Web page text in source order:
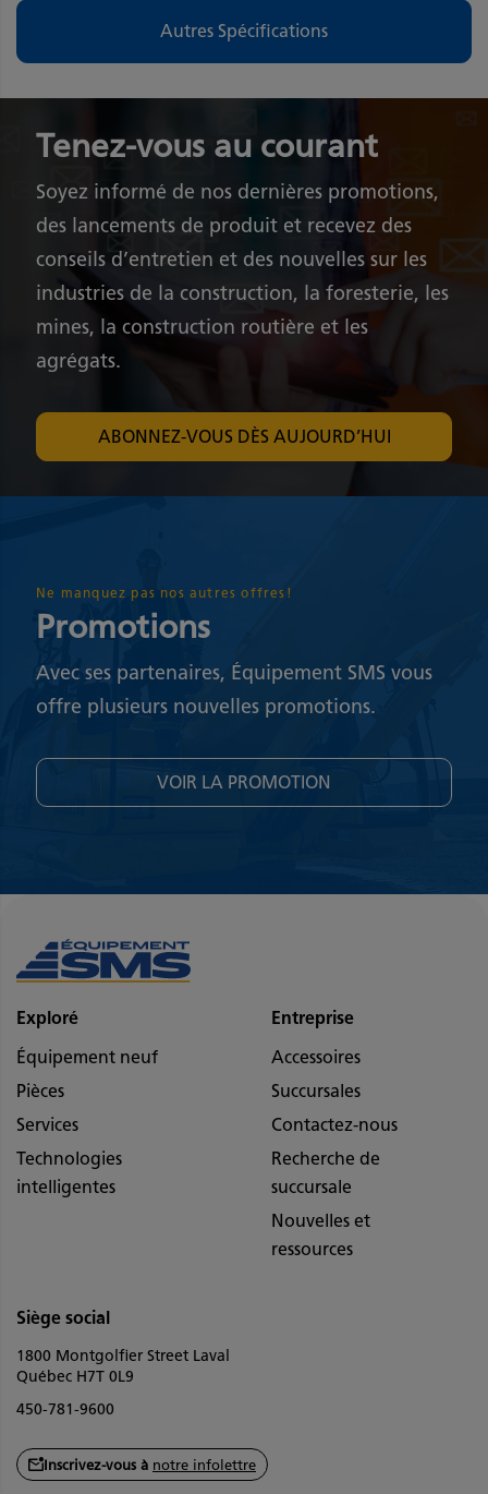
Autres Spécifications
Ne manquez pas nos autres offres!
Promotions
Avec ses partenaires, Équipement SMS vous
offre plusieurs nouvelles promotions.
VOIR LA PROMOTION
Tenez-vous au courant
Soyez informé de nos dernières promotions,
des lancements de produit et recevez des
conseils d’entretien et des nouvelles sur les
industries de la construction, la foresterie, les
mines, la construction routière et les
agrégats.
ABONNEZ-VOUS DÈS AUJOURD’HUI
Exploré
Équipement neuf
Pièces
Services
Technologies
intelligentes
Entreprise
Accessoires
Succursales
Contactez-nous
Recherche de
succursale
Nouvelles et
ressources
Siège social
1800 Montgolfier Street Laval
Québec H7T 0L9
450-781-9600
Inscrivez-vous à notre infolettre